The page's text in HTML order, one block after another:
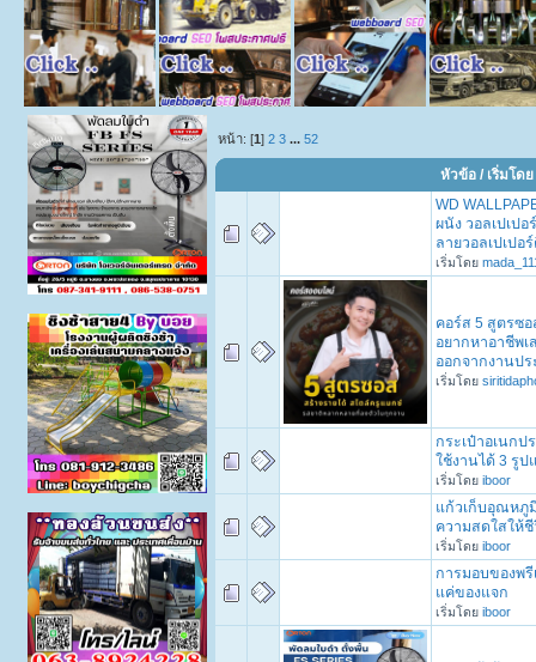
หน้า: [1]2 3 ...52
หัวข้อ / เริ่มโดย
WD
ผนัง วอลเปเป
ลายวอลเปเปอ
เริ่มโดย
คอร์ส 5 สูตรซ
อยากหาอาชีพเ
ออกจากงานปร
เริ่มโดย
กระเป๋าอเนกป
ใช้งานได้ 3 รูป
เริ่มโดย iboor
แก้วเก็บอุณหภู
ความสดใสให้
เริ่มโดย iboor
การมอบของพ
แค่ของแจก
เริ่มโดย iboor